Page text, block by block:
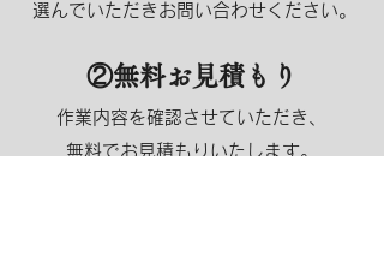
選んでいただきお問い合わせください。
②無料お見積もり
作業内容を確認させていただき、
無料でお見積もりいたします。